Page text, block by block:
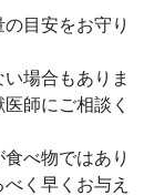
目安をお守り
場合もありま
師にご相談く
べ物ではあり
く早くお与え